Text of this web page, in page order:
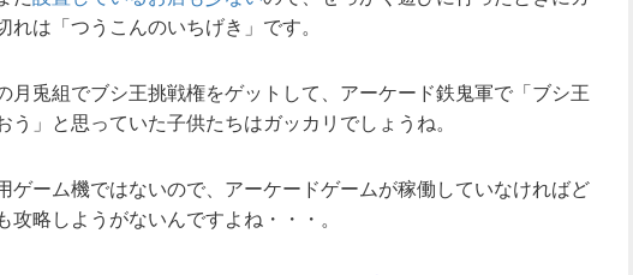
れは「つうこんのいちげき」です。
月兎組でブシ王挑戦権をゲットして、アーケード鉄鬼軍で「ブシ王
う」と思っていた子供たちはガッカリでしょうね。
ゲーム機ではないので、アーケードゲームが稼働していなければど
攻略しようがないんですよね・・・。